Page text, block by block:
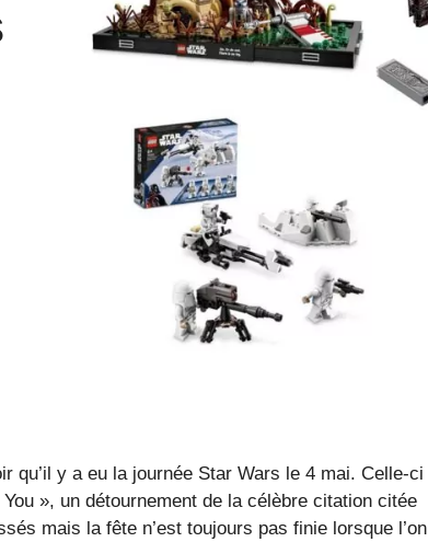
qu’il y a eu la journée Star Wars le 4 mai. Celle-ci
», un détournement de la célèbre citation citée
mais la fête n’est toujours pas finie lorsque l’on